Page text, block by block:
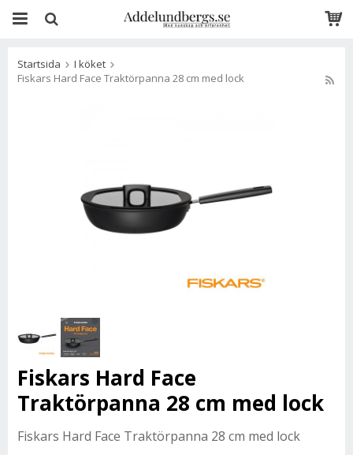
Startsida
I köket
Fiskars Hard Face Traktörpanna 28 cm med lock
Fiskars Hard Face
Traktörpanna 28 cm med lock
Fiskars Hard Face Traktörpanna 28 cm med lock